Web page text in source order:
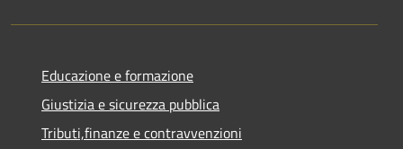
Educazione e formazione
Giustizia e sicurezza pubblica
Tributi,finanze e contravvenzioni